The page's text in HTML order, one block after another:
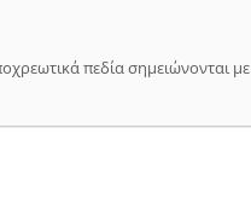
πεδία σημειώνονται με